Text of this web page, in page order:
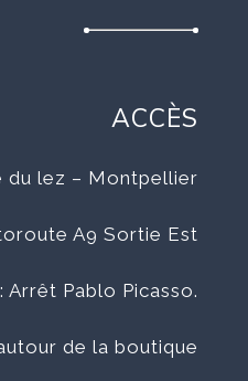
ACCÈS
du lez – Montpellier
A9 Sortie Est
Arrêt Pablo Picasso.
de la boutique